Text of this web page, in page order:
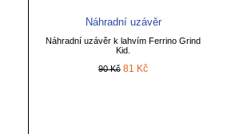
Náhradní uzávěr
Náhradní uzávěr k lahvím Ferrino Grind
Kid.
90 Kč 81 Kč